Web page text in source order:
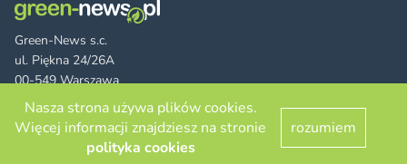
Green-News s.c.
ul. Piękna 24/26A
00-549 Warszawa
FacebookTwitter LinkedIn
RSS
© 2026 green-news.pl. All rights reserved.
Nasza strona używa plików cookies.
Więcej informacji znajdziesz na stronie
polityka cookies
rozumiem